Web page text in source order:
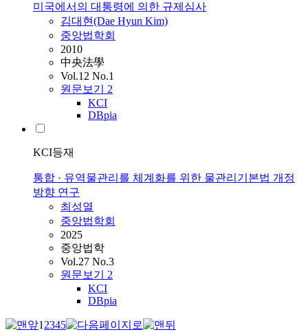
미국에서의 대통령에 의한 규제심사
김대현(Dae Hyun Kim)
중앙법학회
2010
中央法學
Vol.12 No.1
원문보기 2
KCI
DBpia
KCI등재
통합 · 유역물관리를 체계화를 위한 물관리기본법 개정
방향 연구
최성열
중앙법학회
2025
중앙법학
Vol.27 No.3
원문보기 2
KCI
DBpia
12345